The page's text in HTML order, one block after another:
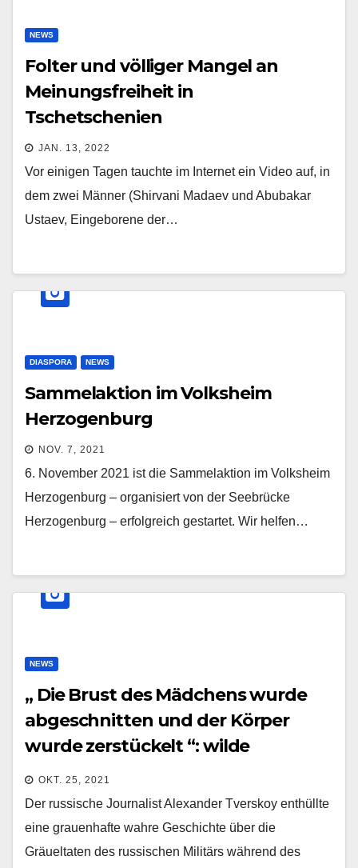
NEWS
Folter und völliger Mangel an
Meinungsfreiheit in
Tschetschenien
JAN. 13, 2022
Vor einigen Tagen tauchte im Internet ein Video auf, in
dem zwei Männer (Shirvani Madaev und Abubakar
Ustaev, Eingeborene der…
DIASPORA NEWS
Sammelaktion im Volksheim
Herzogenburg
NOV. 7, 2021
6. November 2021 ist die Sammelaktion im Volksheim
Herzogenburg – organisiert von der Seebrücke
Herzogenburg – erfolgreich gestartet. Wir helfen…
NEWS
„ Die Brust des Mädchens wurde
abgeschnitten und der Körper
wurde zerstückelt “: wilde
Informationen über Russlands
Gräueltaten in Tschetschenien
aufgetaucht
OKT. 25, 2021
Der russische Journalist Alexander Tverskoy enthüllte
eine grauenhafte wahre Geschichte über die
Gräueltaten des russischen Militärs während des